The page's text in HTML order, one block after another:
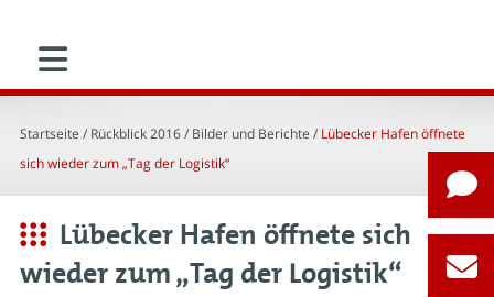
Startseite / Rückblick 2016 / Bilder und Berichte / Lübecker Hafen öffnete
sich wieder zum „Tag der Logistik“
Lübecker Hafen öffnete sich
wieder zum „Tag der Logistik“